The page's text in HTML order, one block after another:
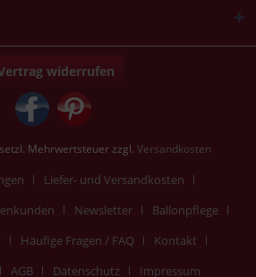
widerrufen
Mehrwertsteuer zzgl. Versandkosten
Liefer- und Versandkosten
Newsletter
Ballonpflege
Häufige Fragen / FAQ
Kontakt
AGB Datenschutz Impressum